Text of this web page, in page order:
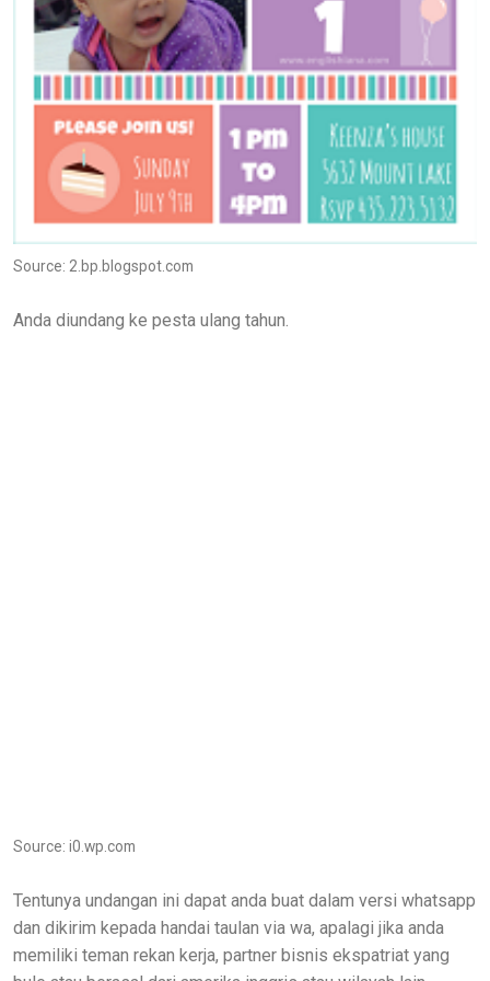
Source: 2.bp.blogspot.com
Anda diundang ke pesta ulang tahun.
Source: i0.wp.com
Tentunya undangan ini dapat anda buat dalam versi whatsapp
dan dikirim kepada handai taulan via wa, apalagi jika anda
memiliki teman rekan kerja, partner bisnis ekspatriat yang